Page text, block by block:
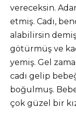
vereceksin.
etmiş. Cadı,
alabilirsin
götürmüş ve
yemiş. Gel
cadı gelip
boğulmuş.
çok güzel bir